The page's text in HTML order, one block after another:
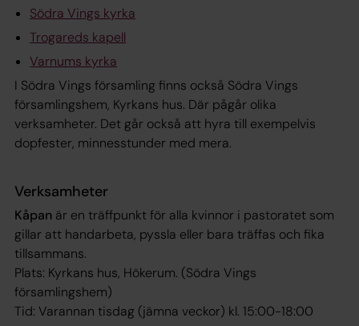
Södra Vings kyrka
Trogareds kapell
Varnums kyrka
I Södra Vings församling finns också Södra Vings
församlingshem, Kyrkans hus. Där pågår olika
verksamheter. Det går också att hyra till exempelvis
dopfester, minnesstunder med mera.
Verksamheter
Kåpan är en träffpunkt för alla kvinnor i pastoratet som
gillar att handarbeta, pyssla eller bara träffas och fika
tillsammans.
Plats: Kyrkans hus, Hökerum. (Södra Vings
församlingshem)
Tid: Varannan tisdag (jämna veckor) kl. 15:00-18:00